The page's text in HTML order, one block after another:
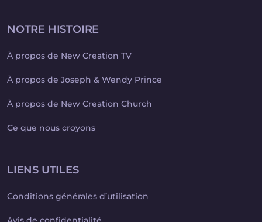
NOTRE HISTOIRE
À propos de New Creation TV
À propos de Joseph & Wendy Prince
À propos de New Creation Church
Ce que nous croyons
LIENS UTILES
Conditions générales d’utilisation